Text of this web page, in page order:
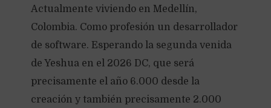
Actualmente viviendo en Medellín,
Colombia. Como profesión un desarrollador
de software. Esperando la segunda venida
de Yeshua en el 2026 DC, que será
precisamente el año 6.000 desde la
creación y también precisamente 2.000